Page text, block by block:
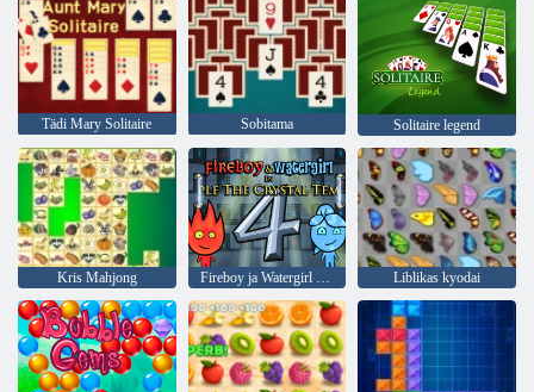
Tädi Mary Solitaire Sobitama Solitaire legend
Kris Mahjong Fireboy ja Watergirl 4: kristalltempel Liblikas kyodai